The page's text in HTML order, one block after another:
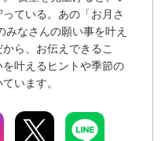
ている。あの「お月さ
みなさんの願い事を叶え
ら、お伝えできるこ
を叶えるヒントや季節の
います。